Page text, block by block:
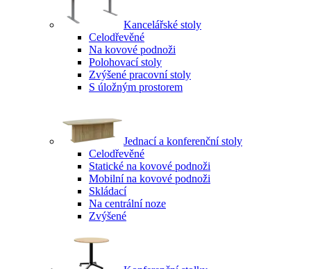
Kancelářské stoly
Celodřevěné
Na kovové podnoži
Polohovací stoly
Zvýšené pracovní stoly
S úložným prostorem
Jednací a konferenční stoly
Celodřevěné
Statické na kovové podnoži
Mobilní na kovové podnoži
Skládací
Na centrální noze
Zvýšené